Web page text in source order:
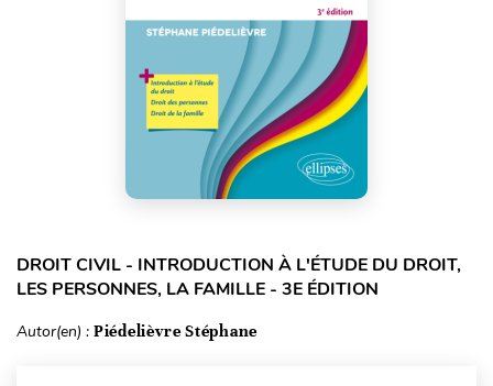
DROIT CIVIL - INTRODUCTION À L'ÉTUDE DU DROIT,
LES PERSONNES, LA FAMILLE - 3E ÉDITION
Autor(en) : Piédelièvre Stéphane